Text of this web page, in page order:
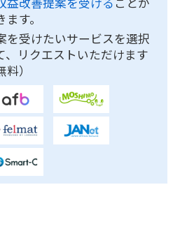
ます。
を受けたいサービスを選択
、リクエストいただけます
料）